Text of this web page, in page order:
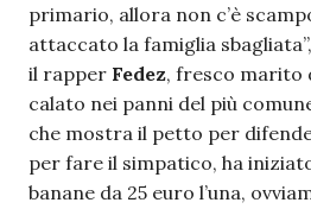
primario, allora non c’è
attaccato la famiglia
il rapper Fedez, fresco marito
calato nei panni del più
che mostra il petto per
per fare il simpatico, ha
banane da 25 euro l’una,